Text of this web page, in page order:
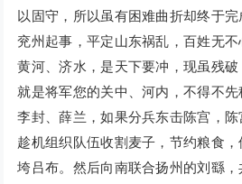
以固守，所以虽有困难曲折却终于
兖州起事，平定山东祸乱，百姓无
黄河、济水，是天下要冲，现虽残
就是将军您的关中、河内，不得不
李封、薛兰，如果分兵东击陈宫，
趁机组织队伍收割麦子，节约粮食
垮吕布。然后向南联合扬州的刘繇